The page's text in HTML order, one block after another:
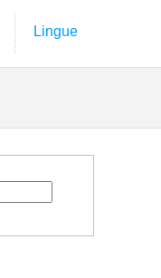
Lingue